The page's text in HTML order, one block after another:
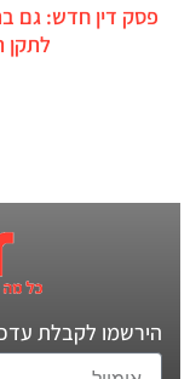
פסק דין חדש: גם
לתקן
הירשמו לקבלת